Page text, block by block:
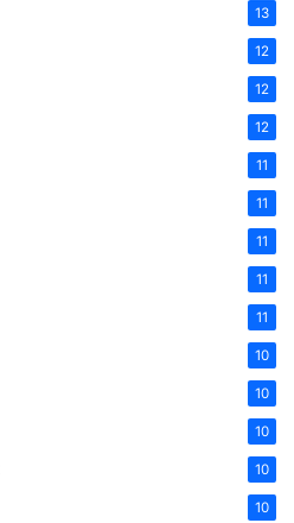
13
12
12
12
11
11
11
11
11
10
10
10
10
10